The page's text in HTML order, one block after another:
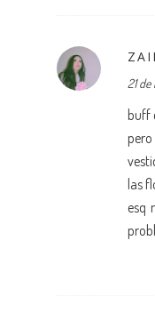
21 de
buff
las
esq